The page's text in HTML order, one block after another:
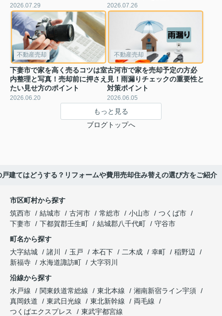
2026.07.29 2026.07.26
不動産売却
下妻市で家を高く売るコツは室
内整理と写真！売却前に押さえ
たい見せ方のポイント
2026.06.20
不動産売却
古河市で家を売却予定の方必
見！雨漏りチェックの重要性と
対策ポイント
2026.06.05
もっと見る
ブログトップへ
建てはどうする？リフォームや費用売却住み替えの選び方をご紹介
市区町村から探す
筑西市
結城市 古河市 常総市 小山市
つくば市
下妻市
下都賀郡壬生町 結城郡八千代町
守谷市
町名から探す
大字結城
諸川 玉戸 本石下 二木成 幸町
稲野辺
新福寺
水海道諏訪町
大字羽川
沿線から探す
水戸線
関東鉄道常総線 東北本線
湘南新宿ライン宇須
真岡鉄道
東武日光線 東北新幹線
両毛線
つくばエクスプレス
東武宇都宮線